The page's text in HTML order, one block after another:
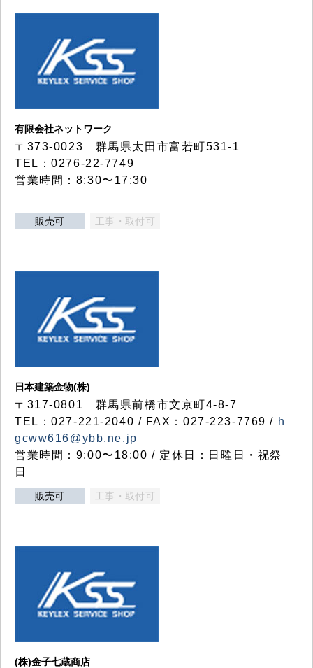
有限会社ネットワーク
〒373-0023 群馬県太田市富若町531-1
TEL：0276-22-7749
営業時間：8:30〜17:30
販売可 工事・取付可
日本建築金物(株)
〒317‐0801 群馬県前橋市文京町4-8-7
TEL：027-221-2040 / FAX：027-223-7769 / h
gcww616@ybb.ne.jp
営業時間：9:00〜18:00 / 定休日：日曜日・祝祭
日
販売可 工事・取付可
(株)金子七蔵商店